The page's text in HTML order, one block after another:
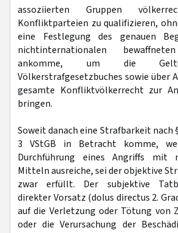
assoziierten Gruppen
Konfliktparteien zu qualifizieren,
eine Festlegung des genauen
nichtinternationalen
ankomme, um die
Völkerstrafgesetzbuches sowie über
gesamte Konfliktvölkerrecht zur
bringen.
Soweit danach eine Strafbarkeit nach
3 VStGB in Betracht komme,
Durchführung eines Angriffs mit
Mitteln ausreiche, sei der objektive
zwar erfüllt. Der subjektive
direkter Vorsatz (dolus directus 2.
auf die Verletzung oder Tötung von
oder die Verursachung der